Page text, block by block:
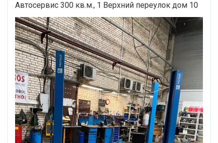
Автосервис 300 кв.м., 1 Верхний переулок дом 10